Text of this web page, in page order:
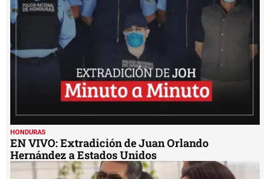
HONDURAS
EN VIVO: Extradición de Juan Orlando
Hernández a Estados Unidos